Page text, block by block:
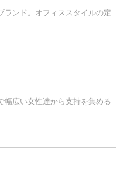
ランド。オフィススタイルの定
幅広い女性達から支持を集める